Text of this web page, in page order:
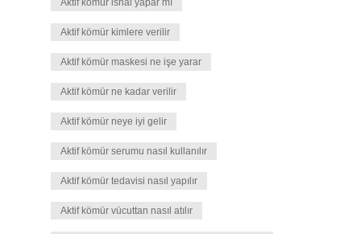
Aktif kömür ishal yapar mı
Aktif kömür kimlere verilir
Aktif kömür maskesi ne işe yarar
Aktif kömür ne kadar verilir
Aktif kömür neye iyi gelir
Aktif kömür serumu nasıl kullanılır
Aktif kömür tedavisi nasıl yapılır
Aktif kömür vücuttan nasıl atılır